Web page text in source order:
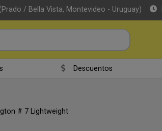
/ Bella Vista, Montevideo - Uruguay)
Descuentos
# 7 Lightweight